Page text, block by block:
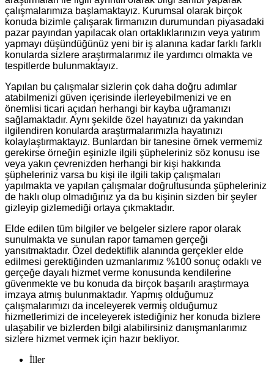
çalışmalarımıza başlamaktayız. Kurumsal olarak birçok
konuda bizimle çalışarak firmanızın durumundan piyasadaki
pazar payından yapılacak olan ortaklıklarınızın veya yatırım
yapmayı düşündüğünüz yeni bir iş alanına kadar farklı farklı
konularda sizlere araştırmalarımız ile yardımcı olmakta ve
tespitlerde bulunmaktayız.
Yapılan bu çalışmalar sizlerin çok daha doğru adımlar
atabilmenizi güven içerisinde ilerleyebilmenizi ve en
önemlisi ticari açıdan herhangi bir kayba uğramanızı
sağlamaktadır. Aynı şekilde özel hayatınızı da yakından
ilgilendiren konularda araştırmalarımızla hayatınızı
kolaylaştırmaktayız. Bunlardan bir tanesine örnek vermemiz
gerekirse örneğin eşinizle ilgili şüpheleriniz söz konusu ise
veya yakın çevrenizden herhangi bir kişi hakkında
şüpheleriniz varsa bu kişi ile ilgili takip çalışmaları
yapılmakta ve yapılan çalışmalar doğrultusunda şüpheleriniz
de haklı olup olmadığınız ya da bu kişinin sizden bir şeyler
gizleyip gizlemediği ortaya çıkmaktadır.
Elde edilen tüm bilgiler ve belgeler sizlere rapor olarak
sunulmakta ve sunulan rapor tamamen gerçeği
yansıtmaktadır. Özel dedektiflik alanında gerçekler elde
edilmesi gerektiğinden uzmanlarımız %100 sonuç odaklı ve
gerçeğe dayalı hizmet verme konusunda kendilerine
güvenmekte ve bu konuda da birçok başarılı araştırmaya
imzaya atmış bulunmaktadır. Yapmış olduğumuz
çalışmalarımızı da inceleyerek vermiş olduğumuz
hizmetlerimizi de inceleyerek istediğiniz her konuda bizlere
ulaşabilir ve bizlerden bilgi alabilirsiniz danışmanlarımız
sizlere hizmet vermek için hazır bekliyor.
İller